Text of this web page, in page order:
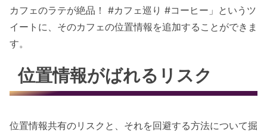
カフェのラテが絶品！ #カフェ巡り #コーヒー」というツ
イートに、そのカフェの位置情報を追加することができま
す。
位置情報がばれるリスク
位置情報共有のリスクと、それを回避する方法について掘